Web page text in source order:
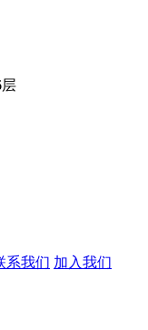
系我们 加入我们